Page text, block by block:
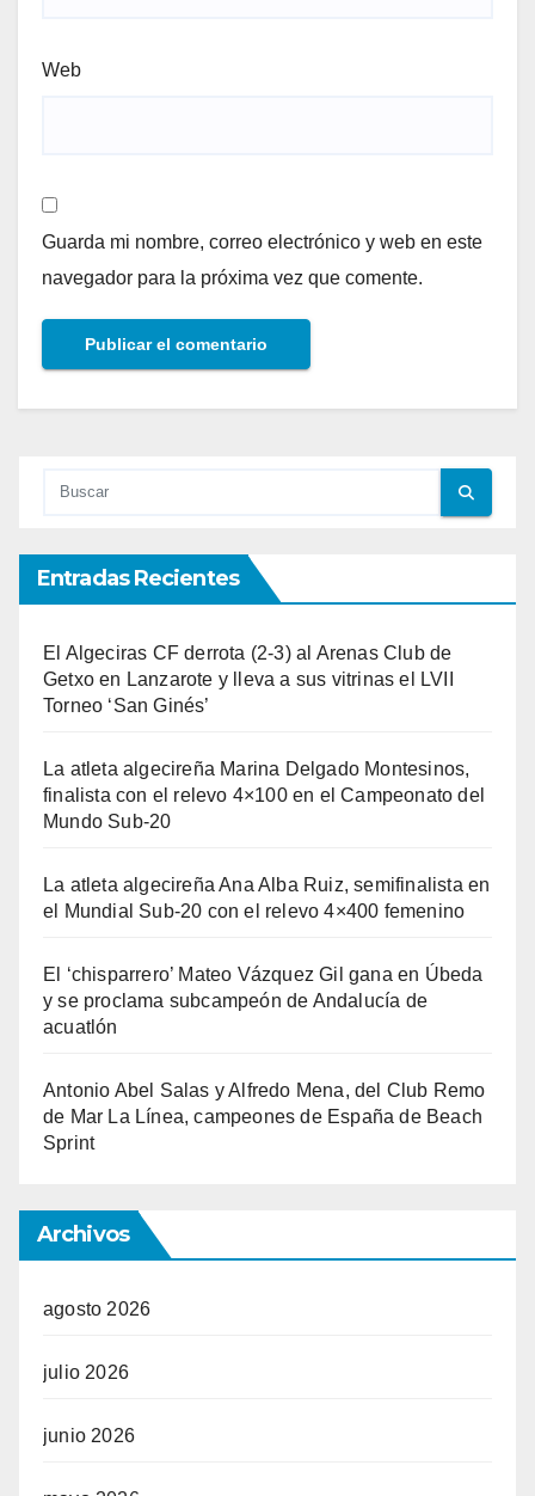
Web
Guarda mi nombre, correo electrónico y web en este
navegador para la próxima vez que comente.
Entradas Recientes
El Algeciras CF derrota (2-3) al Arenas Club de
Getxo en Lanzarote y lleva a sus vitrinas el LVII
Torneo ‘San Ginés’
La atleta algecireña Marina Delgado Montesinos,
finalista con el relevo 4×100 en el Campeonato del
Mundo Sub-20
La atleta algecireña Ana Alba Ruiz, semifinalista en
el Mundial Sub-20 con el relevo 4×400 femenino
El ‘chisparrero’ Mateo Vázquez Gil gana en Úbeda
y se proclama subcampeón de Andalucía de
acuatlón
Antonio Abel Salas y Alfredo Mena, del Club Remo
de Mar La Línea, campeones de España de Beach
Sprint
Archivos
agosto 2026
julio 2026
junio 2026